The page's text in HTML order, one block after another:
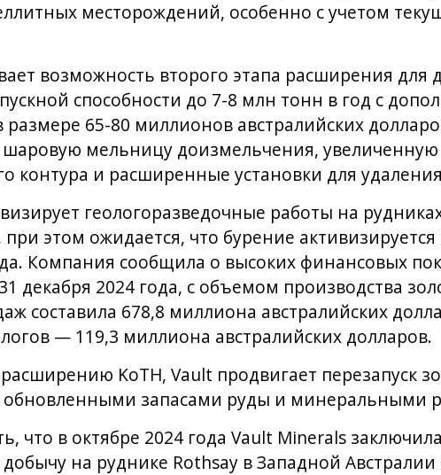
месторождений, особенно с учетом
возможность второго этапа расширения для
способности до 7-8 млн тонн в год с
65-80 миллионов австралийских
шаровую мельницу доизмельчения,
контура и расширенные установки для
геологоразведочные работы на
этом ожидается, что бурение
Компания сообщила о высоких финансовых
декабря 2024 года, с объемом производства
составила 678,8 миллиона австралийских
— 119,3 миллиона австралийских долларов.
KoTH, Vault продвигает перезапуск
обновленными запасами руды и минеральными
что в октябре 2024 года Vault Minerals
добычу на руднике Rothsay в Западной